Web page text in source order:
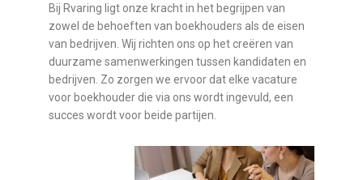
Bij Rvaring ligt onze kracht in het begrijpen van
zowel de behoeften van boekhouders als de eisen
van bedrijven. Wij richten ons op het creëren van
duurzame samenwerkingen tussen kandidaten en
bedrijven. Zo zorgen we ervoor dat elke vacature
voor boekhouder die via ons wordt ingevuld, een
succes wordt voor beide partijen.